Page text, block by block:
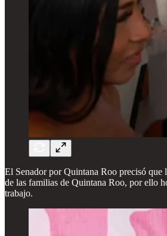
El Senador por Quintana Roo precisó que
de las familias de Quintana Roo, por ello
trabajo.